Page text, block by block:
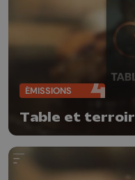
ÉMISSIONS
Table et terroir